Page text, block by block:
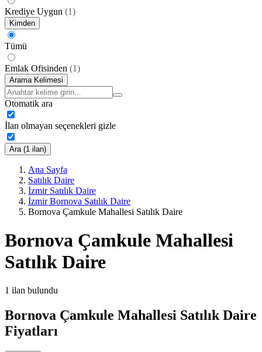
Krediye Uygun (1)
Kimden
Tümü
Emlak Ofisinden (1)
Arama Kelimesi
Otomatik ara
İlan olmayan seçenekleri gizle
Ara (1 ilan)
Ana Sayfa
Satılık Daire
İzmir Satılık Daire
İzmir Bornova Satılık Daire
Bornova Çamkule Mahallesi Satılık Daire
Bornova Çamkule Mahallesi
Satılık Daire
1 ilan bulundu
Bornova Çamkule Mahallesi Satılık Daire
Fiyatları